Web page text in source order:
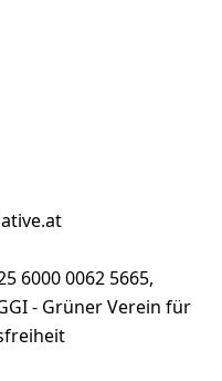
6000 0062 5665,
- Grüner Verein für